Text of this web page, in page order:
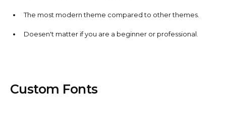
The most modern theme compared to other themes.
Doesen't matter if you are a beginner or professional.
Custom Fonts